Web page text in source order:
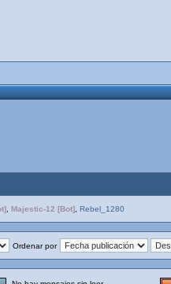
Majestic-12 [Bot] Rebel_1280
Ordenar por